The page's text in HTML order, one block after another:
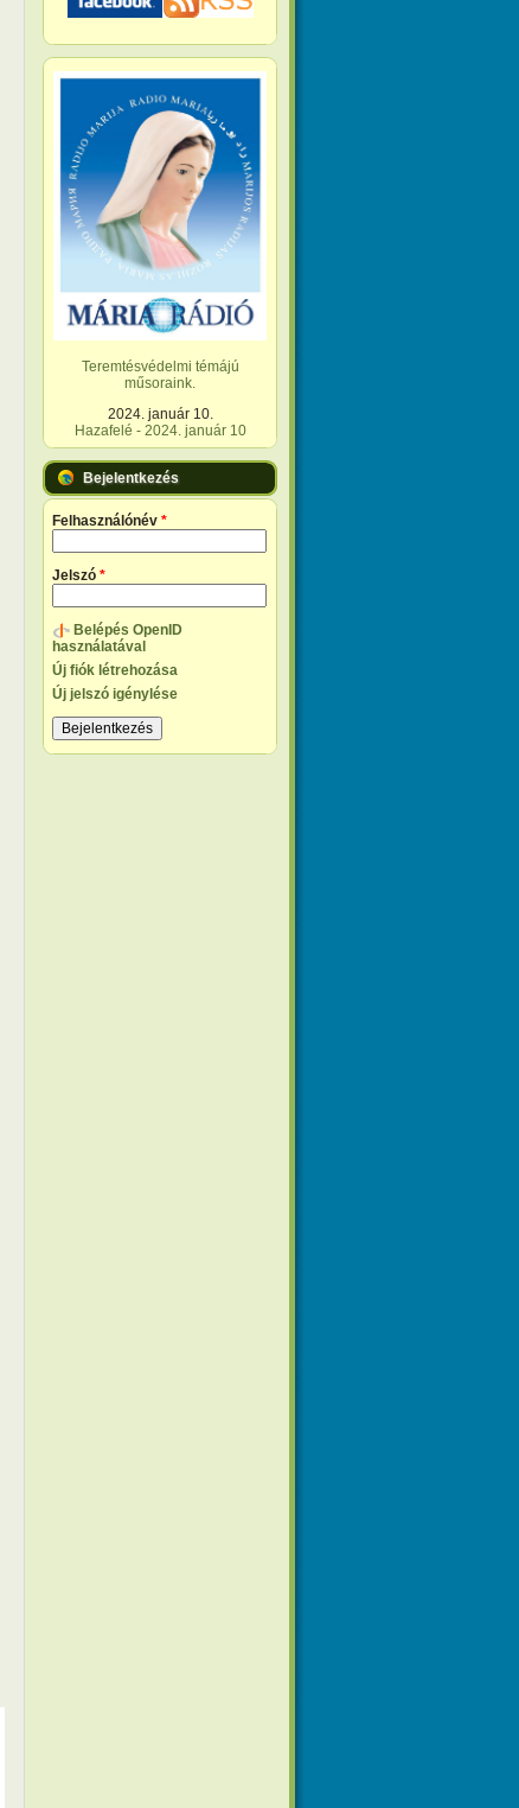
Teremtésvédelmi témájú
műsoraink.
2024. január 10.
Hazafelé - 2024. január 10
Bejelentkezés
Felhasználónév *
Jelszó *
Belépés OpenID
használatával
Új fiók létrehozása
Új jelszó igénylése